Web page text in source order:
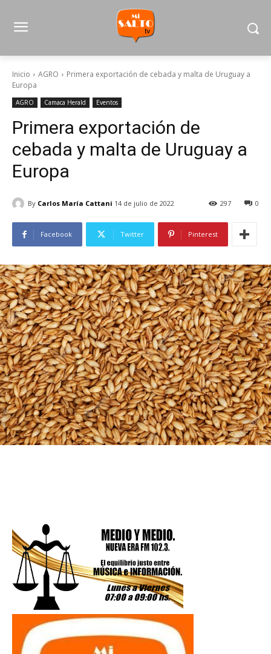
Inicio AGRO
Primera exportación de cebada y malta de Uruguay a
Europa
AGRO Camaca Herald Eventos
Primera exportación de
cebada y malta de Uruguay a
Europa
By Carlos María Cattani 14 de julio de 2022 0
297
Facebook Twitter Pinterest